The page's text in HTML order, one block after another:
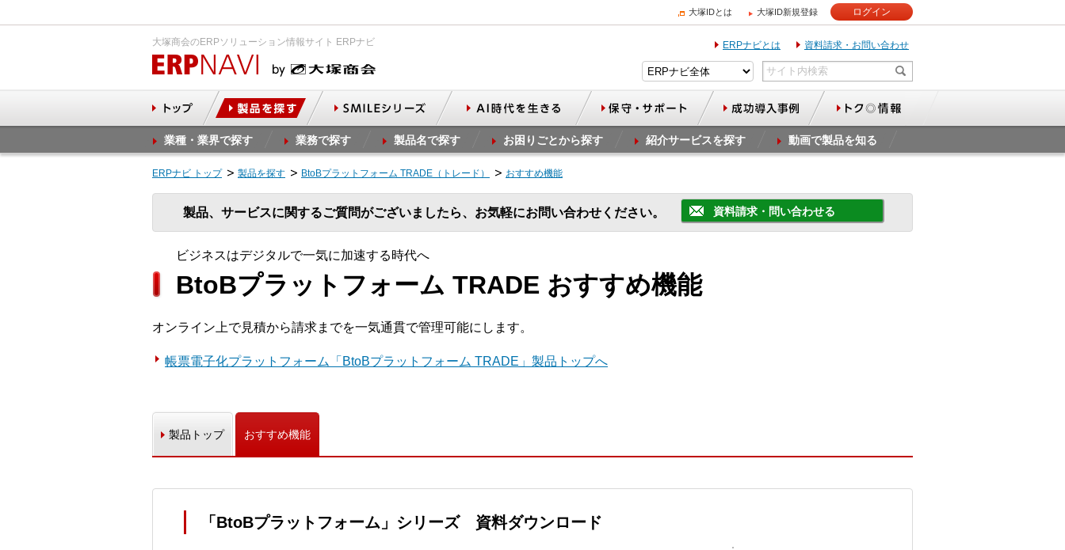
大塚IDとは 大塚ID新規登録 ログイン
大塚商会のERPソリューション情報サイト ERPナビ ERPナビとは 資料請求・お問い合わせ
業種・業界で探す 業務で探す 製品名で探す お困りごとから探す 紹介サービスを探す 動画で製品を知る
ERPナビ トップ 製品を探す BtoBプラットフォーム TRADE（トレード） おすすめ機能
製品、サービスに関するご質問がございましたら、お気軽にお問い合わせください。 資料請求・問い合わせる
ビジネスはデジタルで一気に加速する時代へ
BtoBプラットフォーム TRADE おすすめ機能
オンライン上で見積から請求までを一気通貫で管理可能にします。
帳票電子化プラットフォーム「BtoBプラットフォーム TRADE」製品トップへ
製品トップ おすすめ機能
「BtoBプラットフォーム」シリーズ 資料ダウンロード